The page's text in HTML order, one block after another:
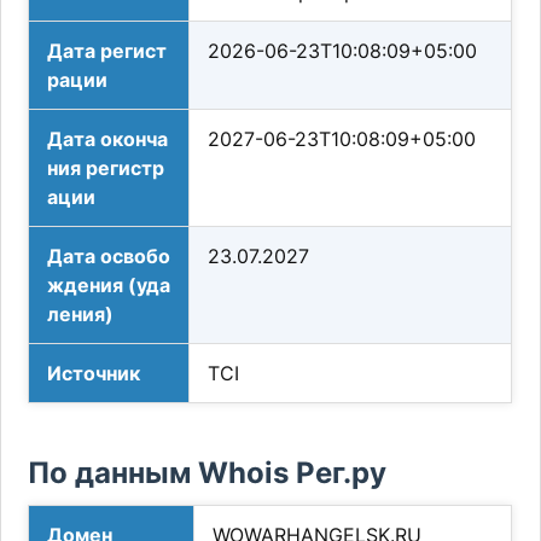
Дата регист
рации
2026-06-23T10:08:09+05:00
Дата оконча
ния регистр
ации
2027-06-23T10:08:09+05:00
Дата освобо
ждения (уда
ления)
23.07.2027
Источник TCI
По данным Whois Рег.ру
Домен WOWARHANGELSK.RU